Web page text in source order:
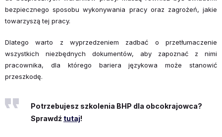
bezpiecznego sposobu wykonywania pracy oraz zagrożeń, jakie
towarzyszą tej pracy.
Dlatego warto z wyprzedzeniem zadbać o przetłumaczenie
wszystkich niezbędnych dokumentów, aby zapoznać z nimi
pracownika, dla którego bariera językowa może stanowić
przeszkodę.
Potrzebujesz szkolenia BHP dla obcokrajowca?
Sprawdź tutaj!